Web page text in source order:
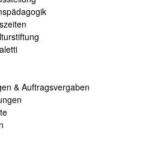
& Auftragsvergaben